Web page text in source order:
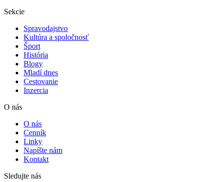
Sekcie
Spravodajstvo
Kultúra a spoločnosť
Šport
História
Blogy
Mladí dnes
Cestovanie
Inzercia
O nás
O nás
Cenník
Linky
Napíšte nám
Kontakt
Sledujte nás